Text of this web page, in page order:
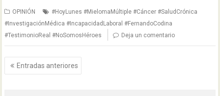
OPINIÓN
#HoyLunes #MielomaMúltiple #Cáncer #SaludCrónica
#InvestigaciónMédica #IncapacidadLaboral #FernandoCodina
#TestimonioReal #NoSomosHéroes
Deja un comentario
Navegación
de
Entradas anteriores